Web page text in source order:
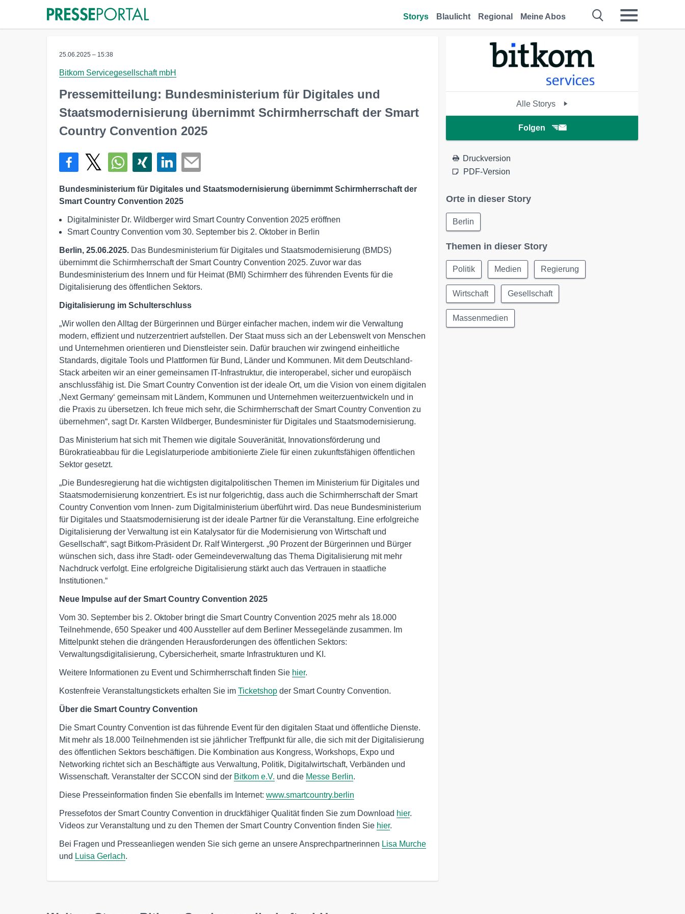
Storys Blaulicht Regional Meine Abos
25.06.2025 – 15:38
Bitkom Servicegesellschaft mbH
Pressemitteilung: Bundesministerium für Digitales und
Staatsmodernisierung übernimmt Schirmherrschaft der Smart
Country Convention 2025
Bundesministerium für Digitales und Staatsmodernisierung übernimmt Schirmherrschaft der
Smart Country Convention 2025
Digitalminister Dr. Wildberger wird Smart Country Convention 2025 eröffnen
Smart Country Convention vom 30. September bis 2. Oktober in Berlin
Berlin, 25.06.2025. Das Bundesministerium für Digitales und Staatsmodernisierung (BMDS)
übernimmt die Schirmherrschaft der Smart Country Convention 2025. Zuvor war das
Bundesministerium des Innern und für Heimat (BMI) Schirmherr des führenden Events für die
Digitalisierung des öffentlichen Sektors.
Digitalisierung im Schulterschluss
„Wir wollen den Alltag der Bürgerinnen und Bürger einfacher machen, indem wir die Verwaltung
modern, effizient und nutzerzentriert aufstellen. Der Staat muss sich an der Lebenswelt von Menschen
und Unternehmen orientieren und Dienstleister sein. Dafür brauchen wir zwingend einheitliche
Standards, digitale Tools und Plattformen für Bund, Länder und Kommunen. Mit dem Deutschland-
Stack arbeiten wir an einer gemeinsamen IT-Infrastruktur, die interoperabel, sicher und europäisch
anschlussfähig ist. Die Smart Country Convention ist der ideale Ort, um die Vision von einem digitalen
‚Next Germany‘ gemeinsam mit Ländern, Kommunen und Unternehmen weiterzuentwickeln und in
die Praxis zu übersetzen. Ich freue mich sehr, die Schirmherrschaft der Smart Country Convention zu
übernehmen“, sagt Dr. Karsten Wildberger, Bundesminister für Digitales und Staatsmodernisierung.
Das Ministerium hat sich mit Themen wie digitale Souveränität, Innovationsförderung und
Bürokratieabbau für die Legislaturperiode ambitionierte Ziele für einen zukunftsfähigen öffentlichen
Sektor gesetzt.
„Die Bundesregierung hat die wichtigsten digitalpolitischen Themen im Ministerium für Digitales und
Staatsmodernisierung konzentriert. Es ist nur folgerichtig, dass auch die Schirmherrschaft der Smart
Country Convention vom Innen- zum Digitalministerium überführt wird. Das neue Bundesministerium
für Digitales und Staatsmodernisierung ist der ideale Partner für die Veranstaltung. Eine erfolgreiche
Digitalisierung der Verwaltung ist ein Katalysator für die Modernisierung von Wirtschaft und
Gesellschaft“, sagt Bitkom-Präsident Dr. Ralf Wintergerst. „90 Prozent der Bürgerinnen und Bürger
wünschen sich, dass ihre Stadt- oder Gemeindeverwaltung das Thema Digitalisierung mit mehr
Nachdruck verfolgt. Eine erfolgreiche Digitalisierung stärkt auch das Vertrauen in staatliche
Institutionen.“
Neue Impulse auf der Smart Country Convention 2025
Vom 30. September bis 2. Oktober bringt die Smart Country Convention 2025 mehr als 18.000
Teilnehmende, 650 Speaker und 400 Aussteller auf dem Berliner Messegelände zusammen. Im
Mittelpunkt stehen die drängenden Herausforderungen des öffentlichen Sektors:
Verwaltungsdigitalisierung, Cybersicherheit, smarte Infrastrukturen und KI.
Weitere Informationen zu Event und Schirmherrschaft finden Sie hier.
Kostenfreie Veranstaltungstickets erhalten Sie im Ticketshop der Smart Country Convention.
Über die Smart Country Convention
Die Smart Country Convention ist das führende Event für den digitalen Staat und öffentliche Dienste.
Mit mehr als 18.000 Teilnehmenden ist sie jährlicher Treffpunkt für alle, die sich mit der Digitalisierung
des öffentlichen Sektors beschäftigen. Die Kombination aus Kongress, Workshops, Expo und
Networking richtet sich an Beschäftigte aus Verwaltung, Politik, Digitalwirtschaft, Verbänden und
Wissenschaft. Veranstalter der SCCON sind der Bitkom e.V. und die Messe Berlin.
Diese Presseinformation finden Sie ebenfalls im Internet: www.smartcountry.berlin
Pressefotos der Smart Country Convention in druckfähiger Qualität finden Sie zum Download hier.
Videos zur Veranstaltung und zu den Themen der Smart Country Convention finden Sie hier.
Bei Fragen und Presseanliegen wenden Sie sich gerne an unsere Ansprechpartnerinnen Lisa Murche
und Luisa Gerlach.
Alle Storys
Folgen
Druckversion
PDF-Version
Orte in dieser Story
Berlin
Themen in dieser Story
Politik Medien Regierung
Wirtschaft Gesellschaft
Massenmedien